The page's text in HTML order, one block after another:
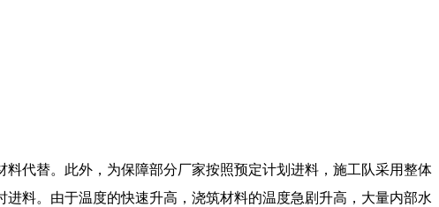
代替。此外，为保障部分厂家按照预定计划进料，施工队采用整体
料。由于温度的快速升高，浇筑材料的温度急剧升高，大量内部水